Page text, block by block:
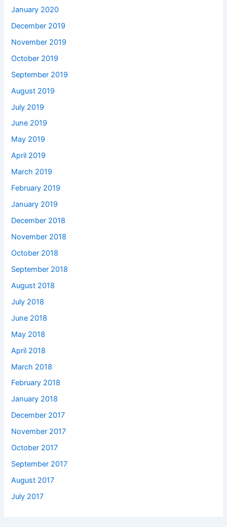
January 2020
December 2019
November 2019
October 2019
September 2019
August 2019
July 2019
June 2019
May 2019
April 2019
March 2019
February 2019
January 2019
December 2018
November 2018
October 2018
September 2018
August 2018
July 2018
June 2018
May 2018
April 2018
March 2018
February 2018
January 2018
December 2017
November 2017
October 2017
September 2017
August 2017
July 2017